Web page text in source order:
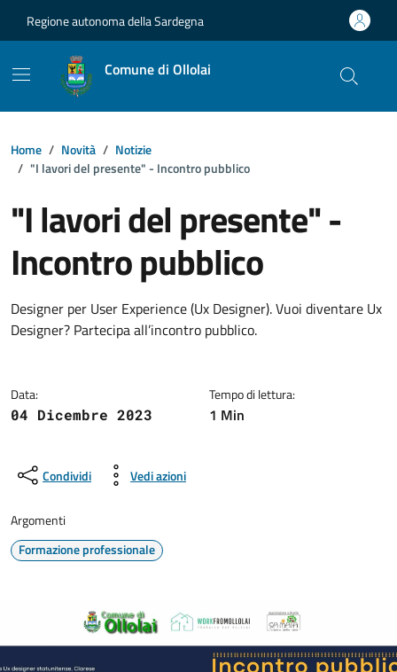
Regione autonoma della Sardegna
Comune di Ollolai
Home Novità
Notizie
"I lavori del presente" - Incontro pubblico
"I lavori del presente" -
Incontro pubblico
Dettagli della notizia
Designer per User Experience (Ux Designer). Vuoi diventare Ux
Designer? Partecipa all’incontro pubblico.
Data:
04 Dicembre 2023
Tempo di lettura:
1 Min
Condividi Vedi azioni
Argomenti
Formazione professionale